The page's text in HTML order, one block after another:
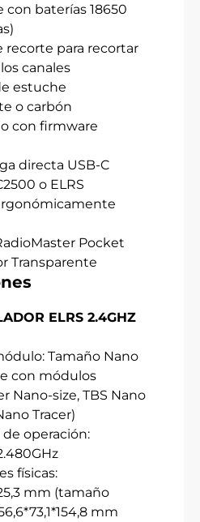
con baterías 18650
recorte para recortar
canales
estuche
o carbón
con firmware
directa USB-C
o ELRS
ELRS 2.4GHZ
Tamaño Nano
con módulos
Nano-size, TBS Nano
Tracer)
operación:
físicas:
mm (tamaño
mm